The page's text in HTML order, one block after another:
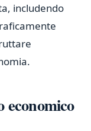
includendo
economico